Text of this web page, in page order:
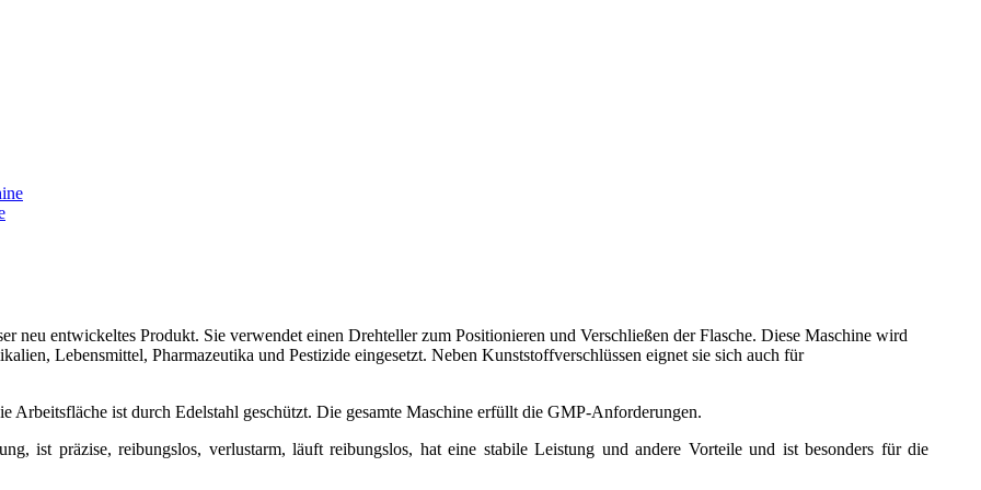
neu entwickeltes Produkt. Sie verwendet einen Drehteller zum Positionieren und Verschließen der Flasche. Diese Maschine wird
Lebensmittel, Pharmazeutika und Pestizide eingesetzt. Neben Kunststoffverschlüssen eignet sie sich auch für
ist durch Edelstahl geschützt. Die gesamte Maschine erfüllt die GMP-Anforderungen.
ist präzise, ​​reibungslos, verlustarm, läuft reibungslos, hat eine stabile Leistung und andere Vorteile und ist besonders für die